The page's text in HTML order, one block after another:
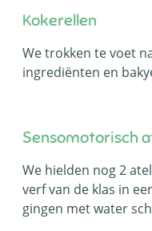
Kokerellen
We trokken te voet
ingrediënten en
Sensomotorisch
We hielden nog 2
verf van de klas in
gingen met water